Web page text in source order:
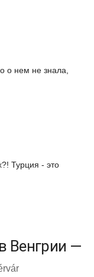
о нем не знала,
Турция - это
Венгрии —